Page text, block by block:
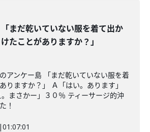
「まだ乾いていない服を着て出か
けたことがありますか？」
アンケー島 「まだ乾いていない服を着
りますか？」 Ａ「はい。あります」
まさかー」３０％ ティーサージ的沖
！
|01:07:01